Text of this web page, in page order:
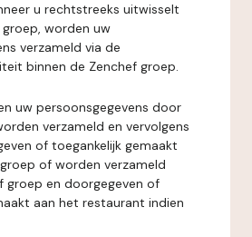
u rechtstreeks uitwisselt
worden uw
verzameld via de
binnen de Zenchef groep.
uw persoonsgegevens door
verzameld en vervolgens
of toegankelijk gemaakt
of worden verzameld
groep en doorgegeven of
aan het restaurant indien